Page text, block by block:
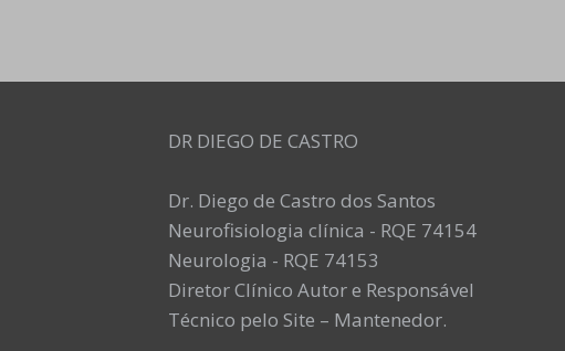
DR DIEGO DE CASTRO
Dr. Diego de Castro dos Santos
Neurofisiologia clínica - RQE 74154
Neurologia - RQE 74153
Diretor Clínico Autor e Responsável
Técnico pelo Site – Mantenedor.